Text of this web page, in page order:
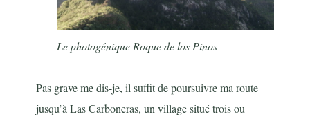
Le photogénique Roque de los Pinos
Pas grave me dis-je, il suffit de poursuivre ma route
jusqu’à Las Carboneras, un village situé trois ou